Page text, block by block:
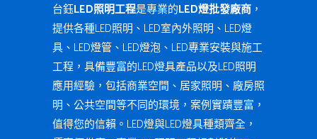
台鈺LED照明工程是專業的LED燈批發廠商 ，
提供各種LED照明、LED室內外照明、LED燈
具、LED燈管、LED燈泡、LED專業安裝與施工
工程，具備豐富的LED燈具產品以及LED照明
應用經驗，包括商業空間、居家照明、廠房照
明、公共空間等不同的環境，案例實蹟豐富，
值得您的信賴。LED燈與LED燈具種類齊全，